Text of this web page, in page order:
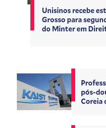
Unisinos recebe
Grosso para
do Minter em
pós-
Coreia